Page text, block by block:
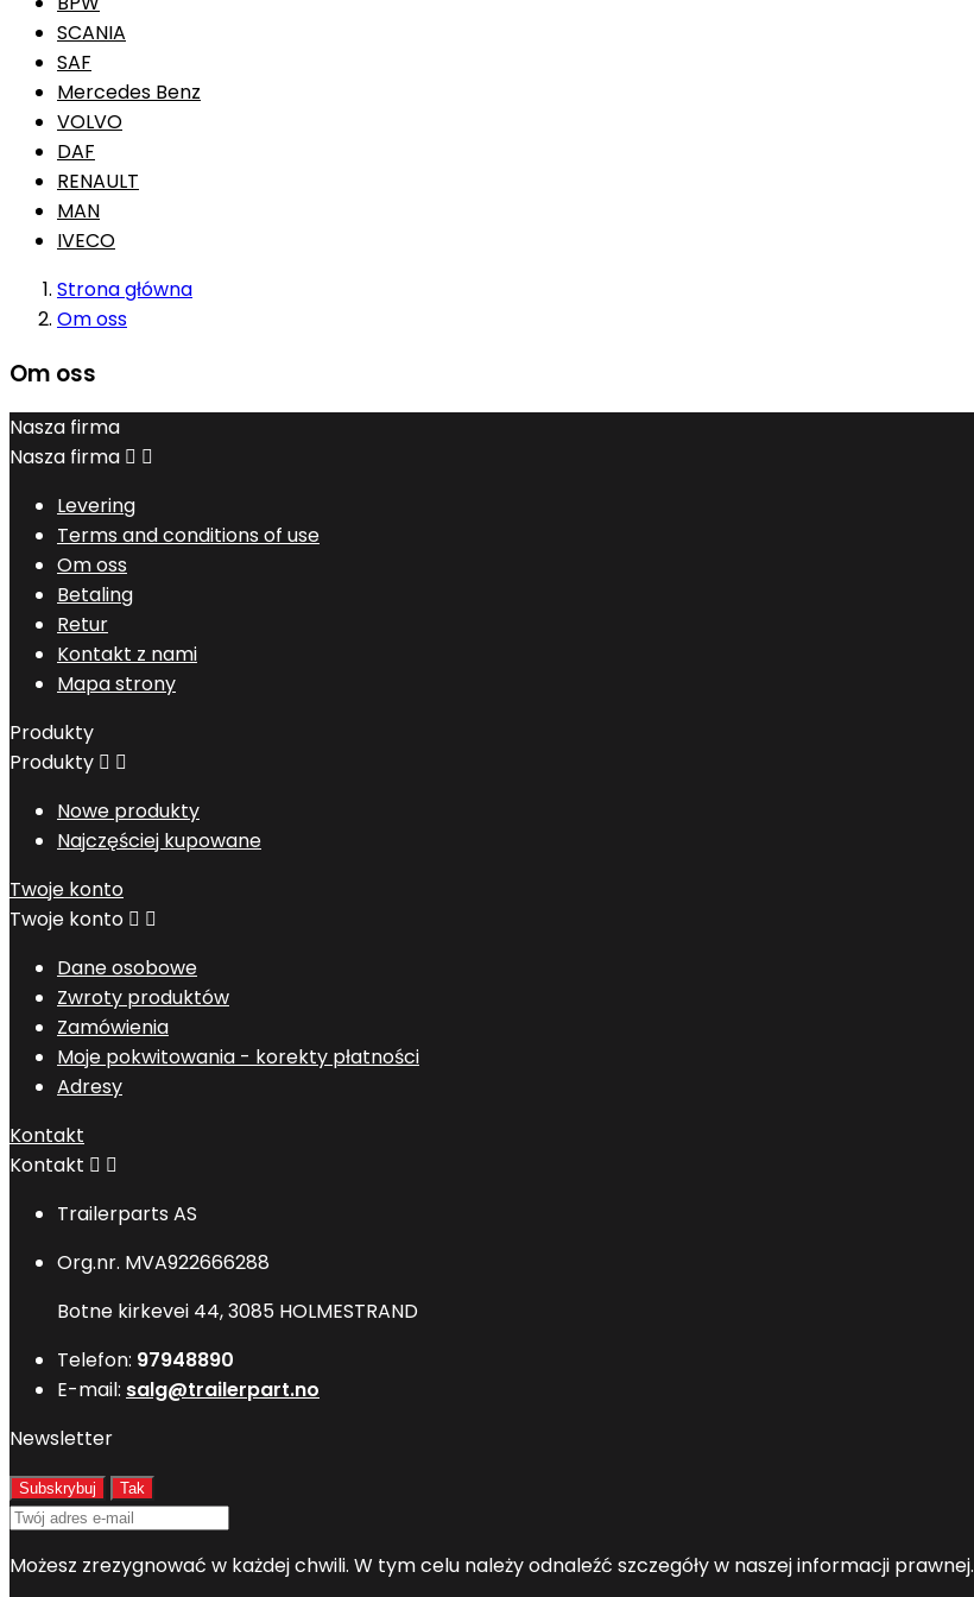
SCANIA
SAF
Mercedes Benz
VOLVO
DAF
RENAULT
MAN
IVECO
Strona główna
Om oss
Om oss
Nasza firma
Nasza firma  
Levering
Terms and conditions of use
Om oss
Betaling
Retur
Kontakt z nami
Mapa strony
Produkty
Produkty  
Nowe produkty
Najczęściej kupowane
Twoje konto
Twoje konto  
Dane osobowe
Zwroty produktów
Zamówienia
Moje pokwitowania - korekty płatności
Adresy
Kontakt
Kontakt  
Trailerparts AS
Org.nr. MVA922666288
Botne kirkevei 44, 3085 HOLMESTRAND
Telefon: 97948890
E-mail: salg@trailerpart.no
Newsletter
Możesz zrezygnować w każdej chwili. W tym celu należy odnaleźć szczegóły w naszej informacji prawnej.